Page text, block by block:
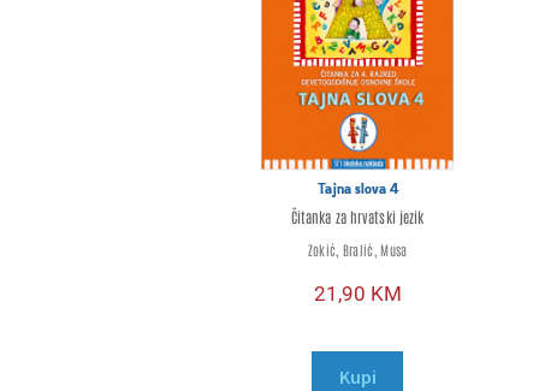
Tajna slova 4
Čitanka za hrvatski jezik
Zokić, Bralić, Musa
21,90 KM
Kupi